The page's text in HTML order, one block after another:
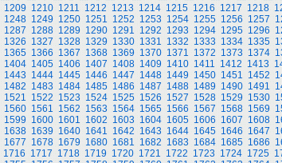
1209 1210 1211 1212 1213 1214 1215 1216 1217 1218
1248 1249 1250 1251 1252 1253 1254 1255 1256 1257
1287 1288 1289 1290 1291 1292 1293 1294 1295 1296
1326 1327 1328 1329 1330 1331 1332 1333 1334 1335
1365 1366 1367 1368 1369 1370 1371 1372 1373 1374
1404 1405 1406 1407 1408 1409 1410 1411 1412 1413
1443 1444 1445 1446 1447 1448 1449 1450 1451 1452
1482 1483 1484 1485 1486 1487 1488 1489 1490 1491
1521 1522 1523 1524 1525 1526 1527 1528 1529 1530
1560 1561 1562 1563 1564 1565 1566 1567 1568 1569
1599 1600 1601 1602 1603 1604 1605 1606 1607 1608
1638 1639 1640 1641 1642 1643 1644 1645 1646 1647
1677 1678 1679 1680 1681 1682 1683 1684 1685 1686
1716 1717 1718 1719 1720 1721 1722 1723 1724 1725